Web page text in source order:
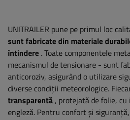
UNITRAILER pune pe primul loc
sunt fabricate din materiale
întindere . Toate componentele
mecanismul de tensionare - sunt
anticoroziv, asigurând o utilizare
diverse condiții meteorologice.
transparentă , protejată de folie,
engleză. Pentru confort și